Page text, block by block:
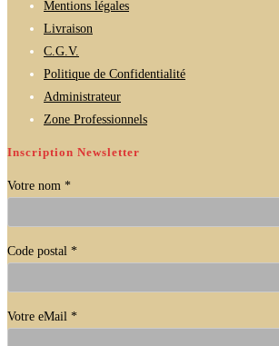
Mentions légales
Livraison
C.G.V.
Politique de Confidentialité
Administrateur
Zone Professionnels
Inscription Newsletter
Votre nom *
Code postal *
Votre eMail *